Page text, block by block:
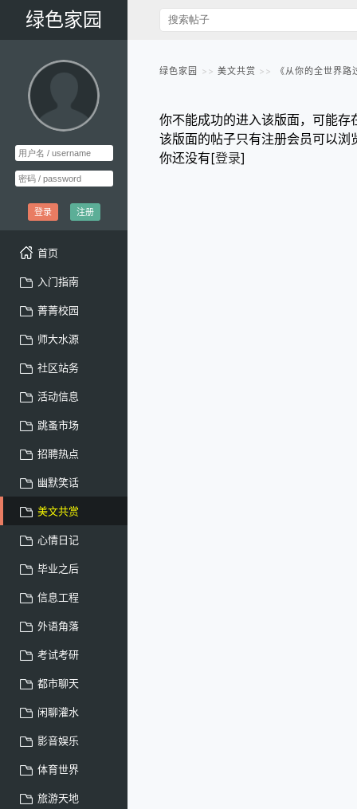
绿色家园
登录 注册
首页
入门指南
菁菁校园
师大水源
社区站务
活动信息
跳蚤市场
招聘热点
幽默笑话
美文共赏
心情日记
毕业之后
信息工程
外语角落
考试考研
都市聊天
闲聊灌水
影音娱乐
体育世界
旅游天地
绿色家园 美文共赏 《从你的全世界
你不能成功的进入该版面，可能存
该版面的帖子只有注册会员可以浏
你还没有[登录]